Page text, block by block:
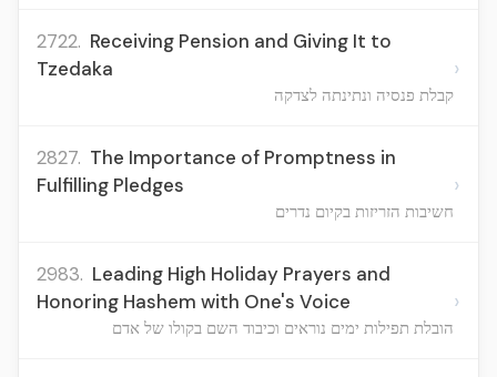
2722. Receiving Pension and Giving It to
Tzedaka
קבלת פנסיה ונתינתה לצדקה
›
2827. The Importance of Promptness in
Fulfilling Pledges
חשיבות הזריזות בקיום נדרים
›
2983. Leading High Holiday Prayers and
Honoring Hashem with One's Voice
הובלת תפילות ימים נוראים וכיבוד השם בקולו של אדם
›